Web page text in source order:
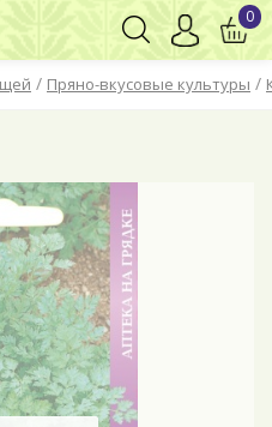
/ Пряно-вкусовые культуры /
0